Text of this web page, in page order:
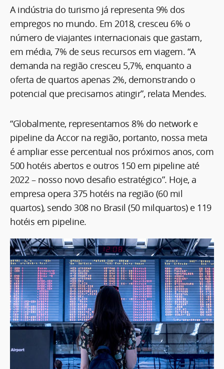
A indústria do turismo já representa 9% dos
empregos no mundo. Em 2018, cresceu 6% o
número de viajantes internacionais que gastam,
em média, 7% de seus recursos em viagem. “A
demanda na região cresceu 5,7%, enquanto a
oferta de quartos apenas 2%, demonstrando o
potencial que precisamos atingir”, relata Mendes.
“Globalmente, representamos 8% do network e
pipeline da Accor na região, portanto, nossa meta
é ampliar esse percentual nos próximos anos, com
500 hotéis abertos e outros 150 em pipeline até
2022 – nosso novo desafio estratégico”. Hoje, a
empresa opera 375 hotéis na região (60 mil
quartos), sendo 308 no Brasil (50 milquartos) e 119
hotéis em pipeline.